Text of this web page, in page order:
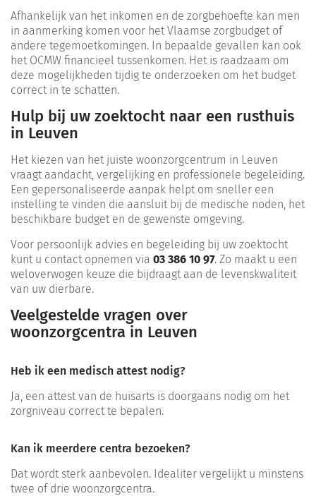
Afhankelijk van het inkomen en de zorgbehoefte kan men
in aanmerking komen voor het Vlaamse zorgbudget of
andere tegemoetkomingen. In bepaalde gevallen kan ook
het OCMW financieel tussenkomen. Het is raadzaam om
deze mogelijkheden tijdig te onderzoeken om het budget
correct in te schatten.
Hulp bij uw zoektocht naar een rusthuis
in Leuven
Het kiezen van het juiste woonzorgcentrum in Leuven
vraagt aandacht, vergelijking en professionele begeleiding.
Een gepersonaliseerde aanpak helpt om sneller een
instelling te vinden die aansluit bij de medische noden, het
beschikbare budget en de gewenste omgeving.
Voor persoonlijk advies en begeleiding bij uw zoektocht
kunt u contact opnemen via 03 386 10 97. Zo maakt u een
weloverwogen keuze die bijdraagt aan de levenskwaliteit
van uw dierbare.
Veelgestelde vragen over
woonzorgcentra in Leuven
Heb ik een medisch attest nodig?
Ja, een attest van de huisarts is doorgaans nodig om het
zorgniveau correct te bepalen.
Kan ik meerdere centra bezoeken?
Dat wordt sterk aanbevolen. Idealiter vergelijkt u minstens
twee of drie woonzorgcentra.